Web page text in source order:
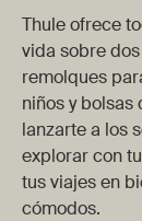
Thule ofrece
vida sobre
remolques
niños y bolsas
lanzarte a los
explorar con
tus viajes en
cómodos.